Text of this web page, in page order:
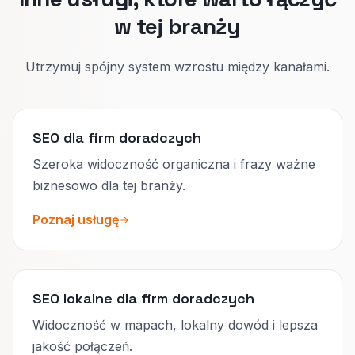
w tej branży
Utrzymuj spójny system wzrostu między kanałami.
SEO dla firm doradczych
Szeroka widoczność organiczna i frazy ważne
biznesowo dla tej branży.
Poznaj usługę
SEO lokalne dla firm doradczych
Widoczność w mapach, lokalny dowód i lepsza
jakość połączeń.